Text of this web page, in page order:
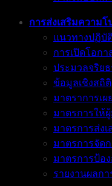
การส่งเสริมความโ
แนวทางปฏิบั
การเปิดโอก
ประมวลจริยธ
ข้อมูลเชิงสถิติ
มาตราการเ
มาตรการให้
มาตรการส่ง
มาตรการจัดก
มาตรการป้อ
รายงานผลก